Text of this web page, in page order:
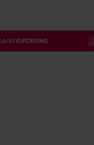
5 I VURDERING